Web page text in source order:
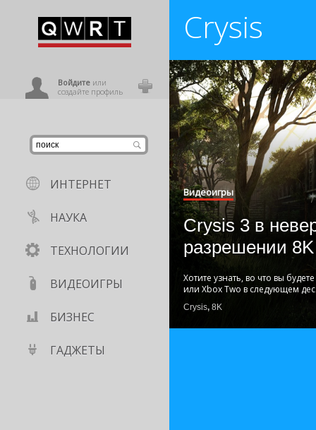
Войдитеили
создайте профиль
ИНТЕРНЕТ
НАУКА
ТЕХНОЛОГИИ
ВИДЕОИГРЫ
БИЗНЕС
ГАДЖЕТЫ
Crysis
Видеоигры
Crysis 3 в
разрешении 8K
Хотите узнать, во что вы
или Xbox Two в следующем
Crysis, 8K